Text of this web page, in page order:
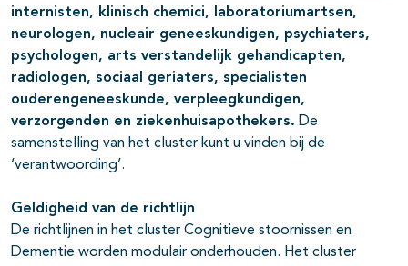
internisten, klinisch chemici, laboratoriumartsen,
neurologen, nucleair geneeskundigen, psychiaters,
psychologen, arts verstandelijk gehandicapten,
radiologen, sociaal geriaters, specialisten
ouderengeneeskunde, verpleegkundigen,
verzorgenden en ziekenhuisapothekers. De
samenstelling van het cluster kunt u vinden bij de
‘verantwoording’.
Geldigheid van de richtlijn
De richtlijnen in het cluster Cognitieve stoornissen en
Dementie worden modulair onderhouden. Het cluster